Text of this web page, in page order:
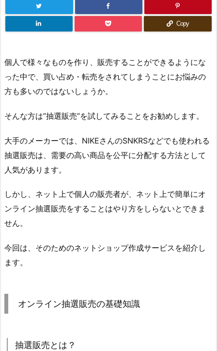
Copy
個人で様々なものを作り、販売することができるようにな
った中で、買い占め・転売をされてしまうことにお悩みの
方も多いのではないしょうか。
そんな方は”抽選販売”を試してみることをお勧めします。
大手のメーカーでは、NIKEさんのSNKRSなどでも使われる
抽選販売は、需要の高い商品を公平に分配する方法として
人気があります。
しかし、ネット上で個人の販売者が、ネット上で簡単にオ
ンライン抽選販売をすることはやり方をしらないとできま
せん。
今回は、そのためのネットショップ作成サービスを紹介し
ます。
オンライン抽選販売の基礎知識
抽選販売とは？